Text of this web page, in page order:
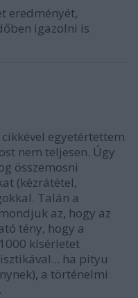
eredményét,
igazolni is
egyetértettem
nem teljesen. Úgy
összemosni
(kézrátétel,
Talán a
az, hogy az
tény, hogy a
kísérletet
ha pityu
a történelmi